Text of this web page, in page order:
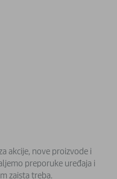
akcije, nove proizvode i
preporuke uređaja i
zaista treba.